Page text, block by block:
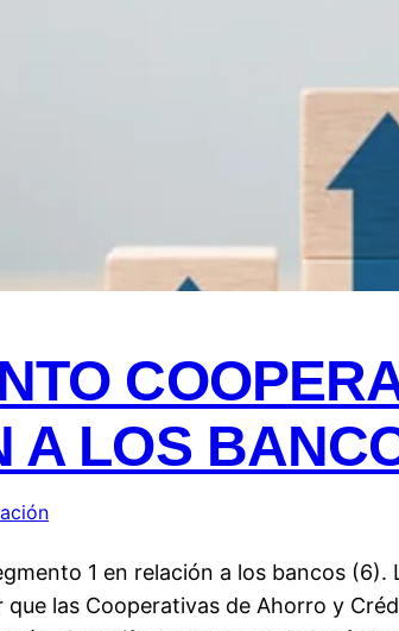
A LOS
1 en relación a los bancos
que las Cooperativas de Ahorro y